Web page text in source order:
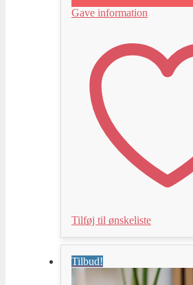
Gave information
Tilføj til ønskeliste
Tilbud!